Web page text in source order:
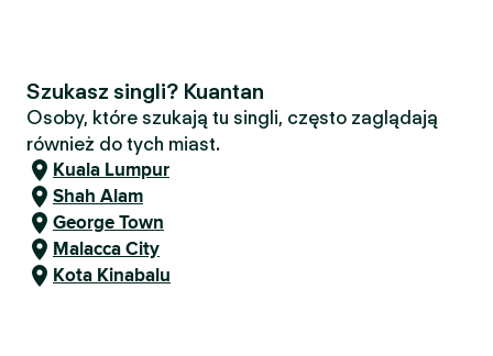
Szukasz singli? Kuantan
Osoby, które szukają tu singli, często zaglądają
również do tych miast.
Kuala Lumpur
Shah Alam
George Town
Malacca City
Kota Kinabalu